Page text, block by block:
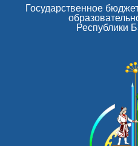
Государственное
Республики